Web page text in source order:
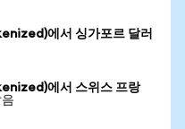
에서 싱가포르 달러
에서 스위스 프랑